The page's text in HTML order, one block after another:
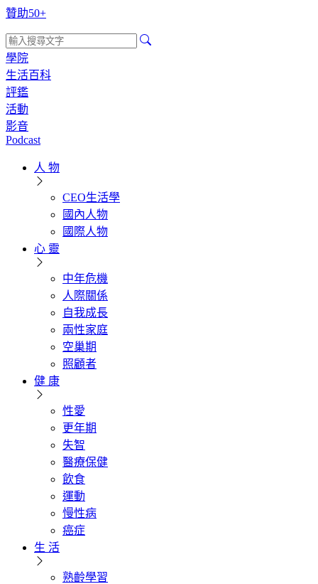
贊助50+
學院
生活百科
評鑑
活動
影音
Podcast
人 物
CEO生活學
國內人物
國際人物
心 靈
中年危機
人際關係
自我成長
兩性家庭
空巢期
照顧者
健 康
性愛
更年期
失智
醫療保健
飲食
運動
慢性病
癌症
生 活
熟齡學習